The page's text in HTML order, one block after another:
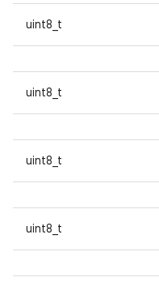
uint8_t
uint8_t
uint8_t
uint8_t